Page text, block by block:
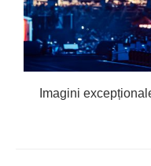
Imagini